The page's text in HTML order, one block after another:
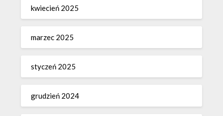
kwiecień 2025
marzec 2025
styczeń 2025
grudzień 2024